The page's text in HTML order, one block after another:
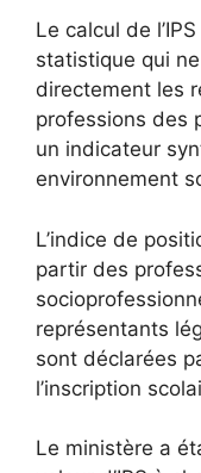
Le calcul de
statistique qui
directement les
professions des
un indicateur
environnement
L’indice de
partir des
représentants
sont déclarées
l’inscription
Le ministère a